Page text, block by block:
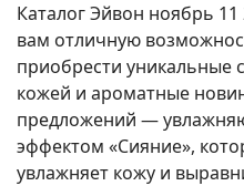
Каталог Эйвон ноябрь
вам отличную
приобрести уникальные
кожей и ароматные
предложений —
эффектом «Сияние»,
увлажняет кожу и